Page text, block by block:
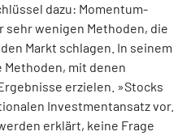
dazu: Momentum-
sehr wenigen Methoden, die
Markt schlagen. In seinem
mit denen
erzielen. »Stocks
Investmentansatz vor.
erklärt, keine Frage